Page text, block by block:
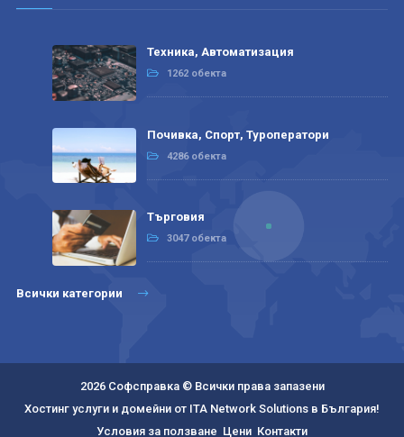
Техника, Автоматизация
1262 обекта
Почивка, Спорт, Туроператори
4286 обекта
Търговия
3047 обекта
Всички категории
2026 Софсправка © Всички права запазени
Хостинг услуги и домейни от ITA Network Solutions в България!
Условия за ползване Цени Контакти